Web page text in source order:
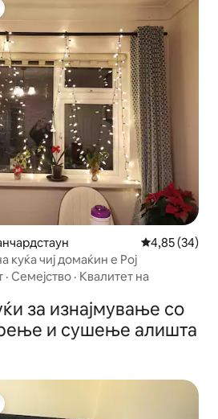
Просечна
4,85 (34)
куќа чиј домаќин е Рој
· Семејство · Квалитет на
за изнајмување со
и сушење алишта